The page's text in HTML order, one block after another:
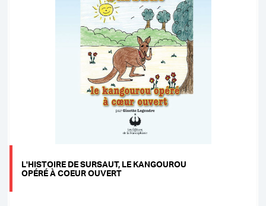
L'HISTOIRE DE SURSAUT, LE KANGOUROU
OPÉRÉ À COEUR OUVERT